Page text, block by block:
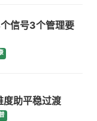
信号3个管理要
度助平稳过渡